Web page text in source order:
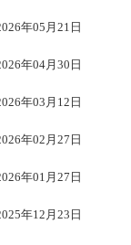
年05月21日
年04月30日
年03月12日
年02月27日
年01月27日
年12月23日